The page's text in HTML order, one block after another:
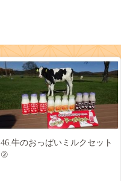
46.牛のおっぱいミルクセット
②